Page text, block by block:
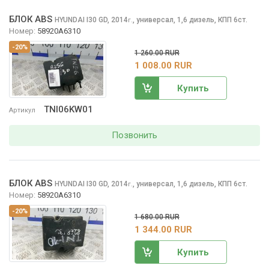
-20%
Артикул TNI06KW01
БЛОК ABS HYUNDAI I30 GD, 2014г. универсал, 1,6 дизель, КПП 6ст.
Номер: 58920A6310
1 260.00 RUR
1 008.00 RUR
Купить
Позвонить
-20%
БЛОК ABS HYUNDAI I30 GD, 2014г. универсал, 1,6 дизель, КПП 6ст.
Номер: 58920A6310
1 680.00 RUR
1 344.00 RUR
Купить